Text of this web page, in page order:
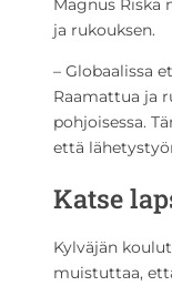
Magnus Riska
ja rukouksen.
– Globaalissa
Raamattua ja
pohjoisessa.
että
Katse
Kylväjän
muistuttaa,